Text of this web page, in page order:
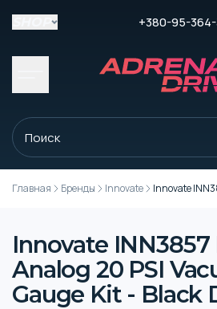
+380-95-
Главная Бренды Innovate Innovate
Innovate INN3857
Analog 20 PSI
Gauge Kit - Black